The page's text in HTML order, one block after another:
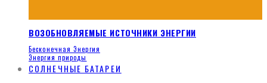
ВОЗОБНОВЛЯЕМЫЕ ИСТОЧНИКИ ЭНЕРГИИ
Бесконечная Энергия
Энергия природы
СОЛНЕЧНЫЕ БАТАРЕИ